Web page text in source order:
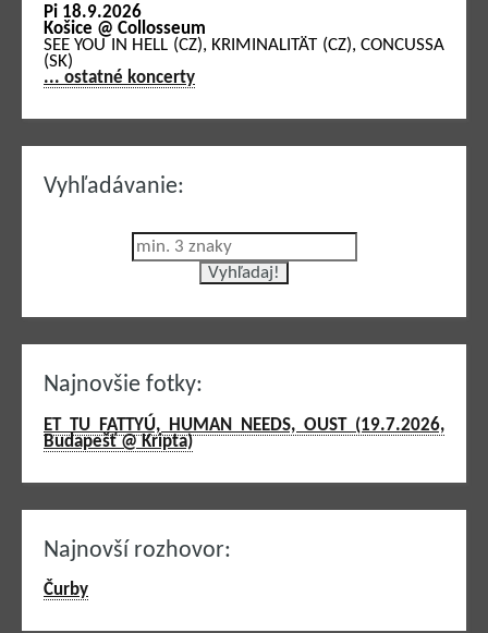
Pi 18.9.2026
Košice @ Collosseum
SEE YOU IN HELL (CZ), KRIMINALITÄT (CZ), CONCUSSA
(SK)
... ostatné koncerty
Vyhľadávanie:
Najnovšie fotky:
ET TU FATTYÚ, HUMAN NEEDS, OUST (19.7.2026,
Budapešť @ Kripta)
Najnovší rozhovor:
Čurby